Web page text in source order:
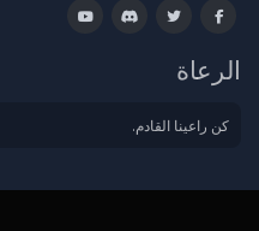
الرعاة
كن راعينا القادم.